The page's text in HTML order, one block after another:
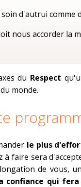
d'autrui comme
nous accorder la
du Respect
monde.
le plus
à faire sera
de vous,
confiance qui